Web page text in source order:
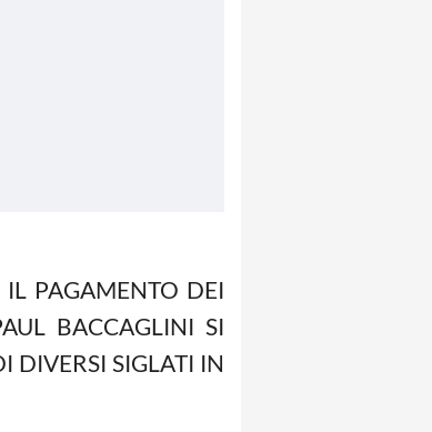
PAGAMENTO DEI
BACCAGLINI SI
DIVERSI SIGLATI IN